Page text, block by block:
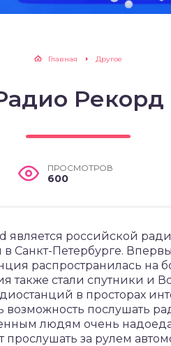
Главная Другое
Рекорд
ПРОСМОТРОВ
600
является российской
в Санкт-Петербурге.
распространилась
стали спутники и
в просторах
возможность послушать
людям очень
за рулем